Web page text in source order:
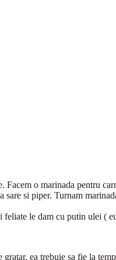
o marinada pentru
si piper. Turnam
le dam cu putin ulei (
ea trebuie sa fie la